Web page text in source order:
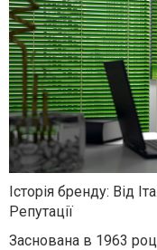
Історія бренду: Від
Репутації
Заснована в 1963